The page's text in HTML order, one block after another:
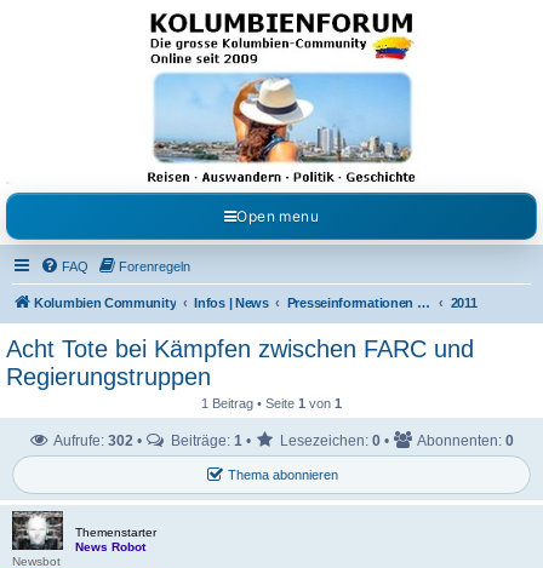
Kolumbienforum - Das
grosse Forum der
Freunde Kolumbiens
Reisen, Auswandern, Kultur, Politik, Geschichte und Visum in Kolumbien und Venezuela.
Austausch, Erfahrungen und Gemeinschaft im Kolumbienforum
Open menu
FAQ Forenregeln
Kolumbien Community Infos | News Presseinformationen & Neuigkeiten 2011
Acht Tote bei Kämpfen zwischen FARC und
Regierungstruppen
1 Beitrag • Seite 1 von 1
Thema abonnieren
Aufrufe: 302 • Beiträge: 1 • Lesezeichen: 0 • Abonnenten: 0
Themenstarter
News Robot
Newsbot